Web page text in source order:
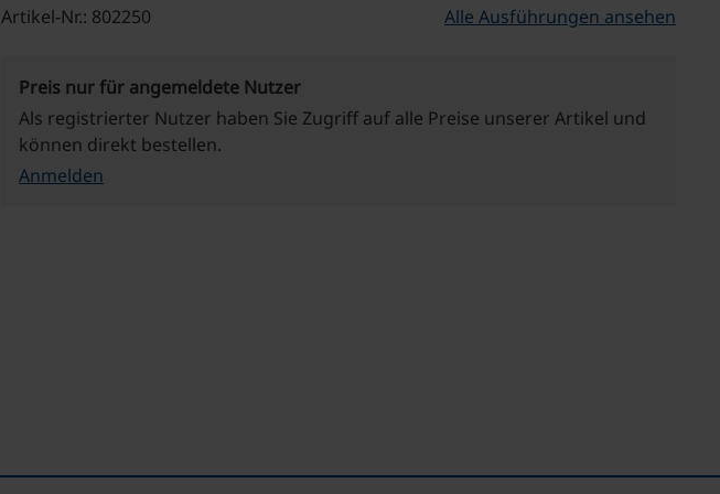
Artikel-Nr.: 802250
Alle Ausführungen ansehen
Preis nur für angemeldete Nutzer
Als registrierter Nutzer haben Sie Zugriff auf alle Preise unserer Artikel und
können direkt bestellen.
Anmelden